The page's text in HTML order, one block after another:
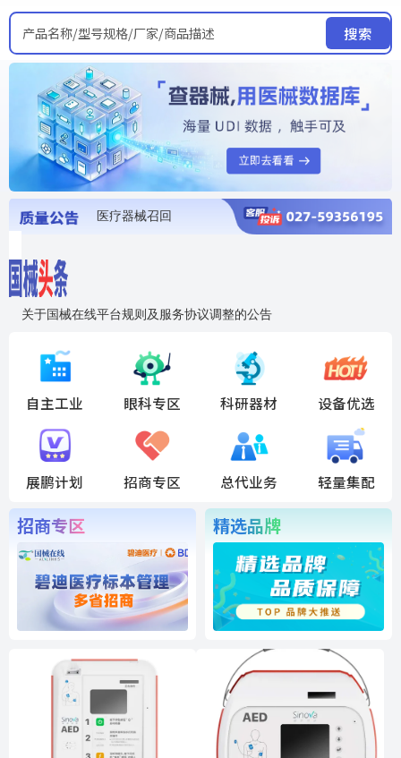
产品名称/型号规格/厂家/商品描述 搜索
医疗器械召回
关于国械在线平台规则及服务协议调整的公告
国药创研AED开启全国招商
自主工业 眼科专区 科研器材 设备优选
展鹏计划 招商专区 总代业务 轻量集配
招商专区 精选品牌